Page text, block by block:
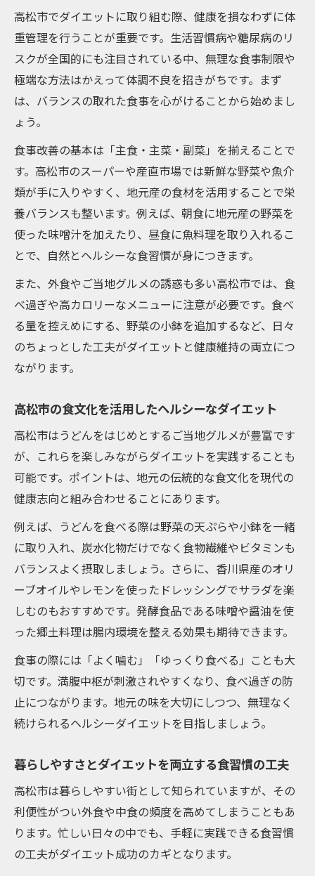
高松市でダイエットに取り組む際、健康を損なわずに体
重管理を行うことが重要です。生活習慣病や糖尿病のリ
スクが全国的にも注目されている中、無理な食事制限や
極端な方法はかえって体調不良を招きがちです。まず
は、バランスの取れた食事を心がけることから始めまし
ょう。
食事改善の基本は「主食・主菜・副菜」を揃えることで
す。高松市のスーパーや産直市場では新鮮な野菜や魚介
類が手に入りやすく、地元産の食材を活用することで栄
養バランスも整います。例えば、朝食に地元産の野菜を
使った味噌汁を加えたり、昼食に魚料理を取り入れるこ
とで、自然とヘルシーな食習慣が身につきます。
また、外食やご当地グルメの誘惑も多い高松市では、食
べ過ぎや高カロリーなメニューに注意が必要です。食べ
る量を控えめにする、野菜の小鉢を追加するなど、日々
のちょっとした工夫がダイエットと健康維持の両立につ
ながります。
高松市の食文化を活用したヘルシーなダイエット
高松市はうどんをはじめとするご当地グルメが豊富です
が、これらを楽しみながらダイエットを実践することも
可能です。ポイントは、地元の伝統的な食文化を現代の
健康志向と組み合わせることにあります。
例えば、うどんを食べる際は野菜の天ぷらや小鉢を一緒
に取り入れ、炭水化物だけでなく食物繊維やビタミンも
バランスよく摂取しましょう。さらに、香川県産のオリ
ーブオイルやレモンを使ったドレッシングでサラダを楽
しむのもおすすめです。発酵食品である味噌や醤油を使
った郷土料理は腸内環境を整える効果も期待できます。
食事の際には「よく噛む」「ゆっくり食べる」ことも大
切です。満腹中枢が刺激されやすくなり、食べ過ぎの防
止につながります。地元の味を大切にしつつ、無理なく
続けられるヘルシーダイエットを目指しましょう。
暮らしやすさとダイエットを両立する食習慣の工夫
高松市は暮らしやすい街として知られていますが、その
利便性がつい外食や中食の頻度を高めてしまうこともあ
ります。忙しい日々の中でも、手軽に実践できる食習慣
の工夫がダイエット成功のカギとなります。